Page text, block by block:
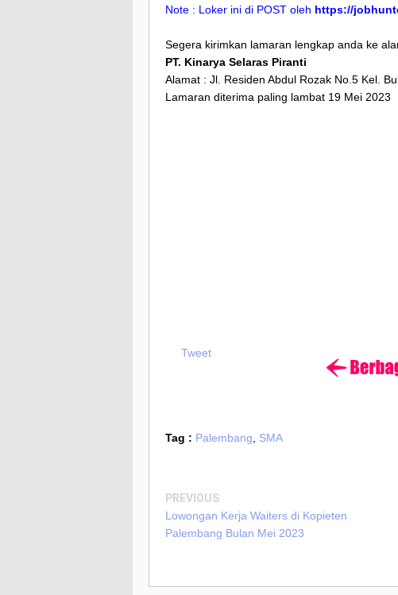
Note : Loker ini di POST oleh https://
Segera kirimkan lamaran lengkap anda ke
PT. Kinarya Selaras Piranti
Alamat : Jl. Residen Abdul Rozak No.5 Kel.
Lamaran diterima paling lambat 19 Mei 2023
Tweet
Tag : Palembang SMA
PREVIOUS
Lowongan Kerja Waiters di Kopieten
Palembang Bulan Mei 2023